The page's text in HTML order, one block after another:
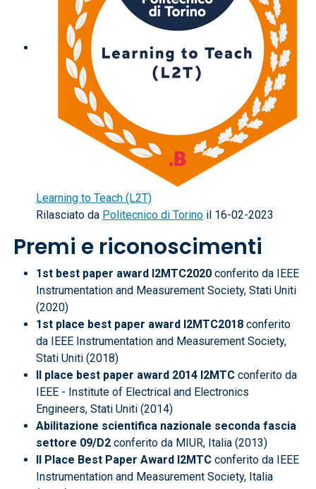
Learning to Teach (L2T)
Rilasciato da Politecnico di Torino il 16-02-2023
Premi e riconoscimenti
1st best paper award I2MTC2020 conferito da IEEE
Instrumentation and Measurement Society, Stati Uniti
(2020)
1st place best paper award I2MTC2018 conferito
da IEEE Instrumentation and Measurement Society,
Stati Uniti (2018)
II place best paper award 2014 I2MTC conferito da
IEEE - Institute of Electrical and Electronics
Engineers, Stati Uniti (2014)
Abilitazione scientifica nazionale seconda fascia
settore 09/D2 conferito da MIUR, Italia (2013)
II Place Best Paper Award I2MTC conferito da IEEE
Instrumentation and Measurement Society, Italia